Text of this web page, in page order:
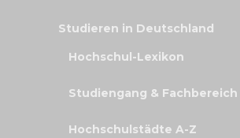
Studieren in Deutschland
Hochschul-Lexikon
Studiengang & Fachbereich
Hochschulstädte A-Z